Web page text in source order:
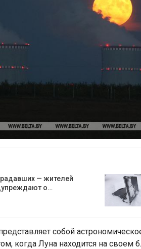
— жителей
о…
собой
когда Луна находится на своем